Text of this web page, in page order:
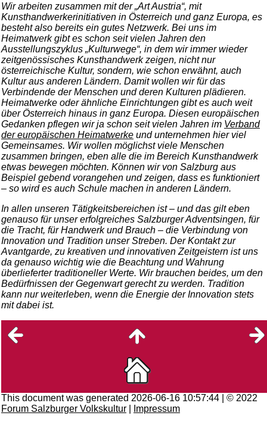
Wir arbeiten zusammen mit der „Art Austria“, mit
Kunsthandwerkerinitiativen in Österreich und ganz Europa, es
besteht also bereits ein gutes Netzwerk. Bei uns im
Heimatwerk gibt es schon seit vielen Jahren den
Ausstellungszyklus „Kulturwege“, in dem wir immer wieder
zeitgenössisches Kunsthandwerk zeigen, nicht nur
österreichische Kultur, sondern, wie schon erwähnt, auch
Kultur aus anderen Ländern. Damit wollen wir für das
Verbindende der Menschen und deren Kulturen plädieren.
Heimatwerke oder ähnliche Einrichtungen gibt es auch weit
über Österreich hinaus in ganz Europa. Diesen europäischen
Gedanken pflegen wir ja schon seit vielen Jahren im Verband
der europäischen Heimatwerke und unternehmen hier viel
Gemeinsames. Wir wollen möglichst viele Menschen
zusammen bringen, eben alle die im Bereich Kunsthandwerk
etwas bewegen möchten. Können wir von Salzburg aus
Beispiel gebend vorangehen und zeigen, dass es funktioniert
– so wird es auch Schule machen in anderen Ländern.
In allen unseren Tätigkeitsbereichen ist – und das gilt eben
genauso für unser erfolgreiches Salzburger Adventsingen, für
die Tracht, für Handwerk und Brauch – die Verbindung von
Innovation und Tradition unser Streben. Der Kontakt zur
Avantgarde, zu kreativen und innovativen Zeitgeistern ist uns
da genauso wichtig wie die Beachtung und Wahrung
überlieferter traditioneller Werte. Wir brauchen beides, um den
Bedürfnissen der Gegenwart gerecht zu werden. Tradition
kann nur weiterleben, wenn die Energie der Innovation stets
mit dabei ist.
This document was generated 2026-06-16 10:57:44 | © 2022
Forum Salzburger Volkskultur
Impressum